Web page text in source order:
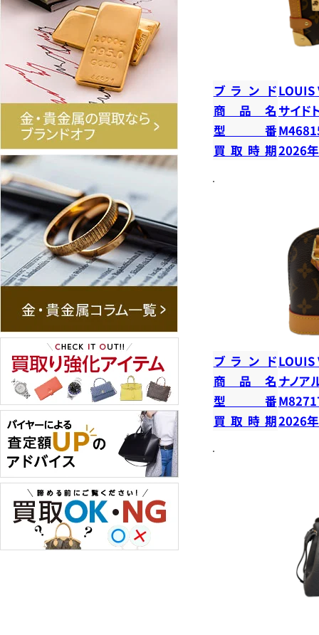
ブランドLOUIS
商品名 サイド
型番
買取時期2026
ブランドLOUIS
商品名 ナノア
型番
買取時期2026